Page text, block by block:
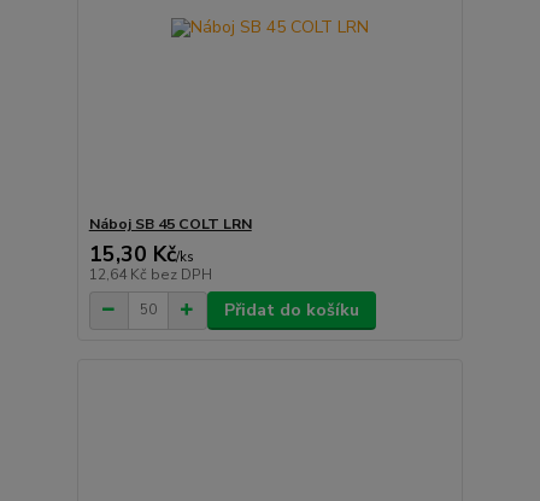
Náboj SB 45 COLT LRN
15,30 Kč/ks
12,64 Kč bez DPH
Přidat do košíku